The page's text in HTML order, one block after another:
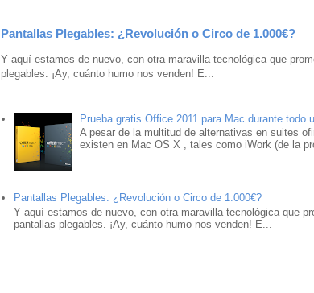
Pantallas Plegables: ¿Revolución o Circo de 1.000€?
Y aquí estamos de nuevo, con otra maravilla tecnológica que
plegables. ¡Ay, cuánto humo nos venden! E...
Prueba gratis Office 2011 para Mac durante todo
A pesar de la multitud de alternativas en suites
existen en Mac OS X , tales como iWork (de la
Pantallas Plegables: ¿Revolución o Circo de 1.000€?
Y aquí estamos de nuevo, con otra maravilla tecnológica que
pantallas plegables. ¡Ay, cuánto humo nos venden! E...